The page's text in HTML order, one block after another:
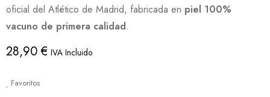
oficial del Atlético de Madrid, fabricada en piel 100%
vacuno de primera calidad.
28,90€ IVA Incluido
Favoritos